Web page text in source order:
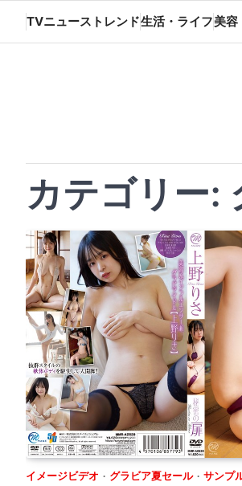
content
TVニューストレンド生活・ライフ美容
カテゴリー:
イメージビデオ グラビア夏セール サンプ